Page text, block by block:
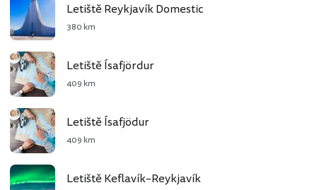
Letiště Reykjavík Domestic
380 km
Letiště Ísafjördur
409 km
Letiště Ísafjödur
409 km
Letiště Keflavík–Reykjavík